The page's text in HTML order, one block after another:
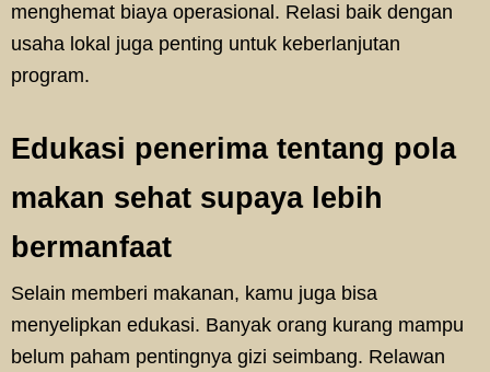
menghemat biaya operasional. Relasi baik dengan
usaha lokal juga penting untuk keberlanjutan
program.
Edukasi penerima tentang pola
makan sehat supaya lebih
bermanfaat
Selain memberi makanan, kamu juga bisa
menyelipkan edukasi. Banyak orang kurang mampu
belum paham pentingnya gizi seimbang. Relawan